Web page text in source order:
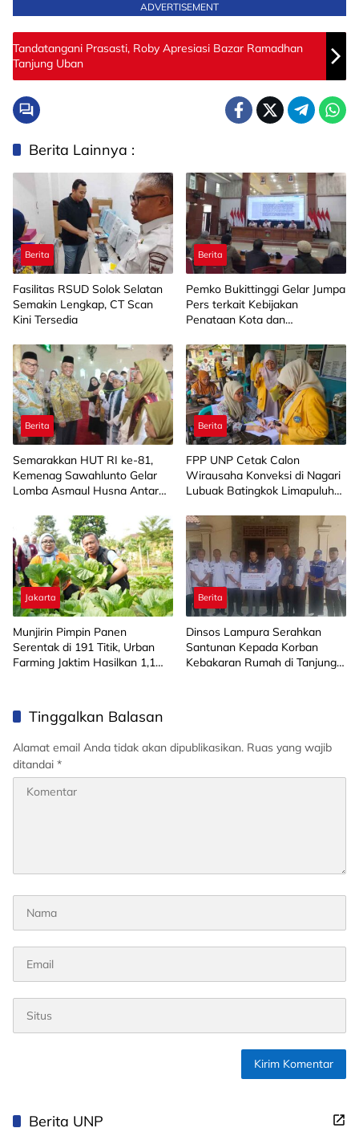
ADVERTISEMENT
Tandatangani Prasasti, Roby Apresiasi Bazar Ramadhan
Tanjung Uban
Berita Lainnya :
Berita
Fasilitas RSUD Solok Selatan
Semakin Lengkap, CT Scan
Kini Tersedia
Berita
Pemko Bukittinggi Gelar Jumpa
Pers terkait Kebijakan
Penataan Kota dan
Daerah
Berita
Semarakkan HUT RI ke-81,
Kemenag Sawahlunto Gelar
Lomba Asmaul Husna Antar
Berita
FPP UNP Cetak Calon
Wirausaha Konveksi di Nagari
Lubuak Batingkok Limapuluh
Jakarta
Munjirin Pimpin Panen
Serentak di 191 Titik, Urban
Farming Jaktim Hasilkan 1,1
Berita
Dinsos Lampura Serahkan
Santunan Kepada Korban
Kebakaran Rumah di Tanjung
Tinggalkan Balasan
Alamat email Anda tidak akan dipublikasikan. Ruas yang wajib
ditandai *
Berita UNP